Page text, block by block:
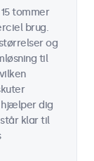
tommer
brug.
og
til
hjælper dig
klar til